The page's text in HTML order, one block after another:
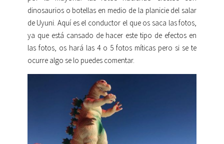
dinosaurios o botellas en medio de la planicie del salar
de Uyuni. Aquí es el conductor el que os saca las fotos,
ya que está cansado de hacer este tipo de efectos en
las fotos, os hará las 4 o 5 fotos míticas pero si se te
ocurre algo se lo puedes comentar.